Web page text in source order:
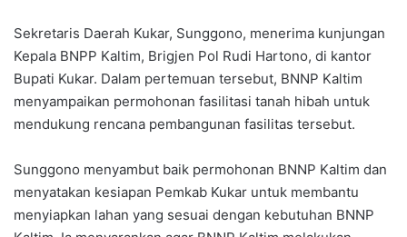
Sekretaris Daerah Kukar, Sunggono, menerima kunjungan
Kepala BNPP Kaltim, Brigjen Pol Rudi Hartono, di kantor
Bupati Kukar. Dalam pertemuan tersebut, BNNP Kaltim
menyampaikan permohonan fasilitasi tanah hibah untuk
mendukung rencana pembangunan fasilitas tersebut.
Sunggono menyambut baik permohonan BNNP Kaltim dan
menyatakan kesiapan Pemkab Kukar untuk membantu
menyiapkan lahan yang sesuai dengan kebutuhan BNNP